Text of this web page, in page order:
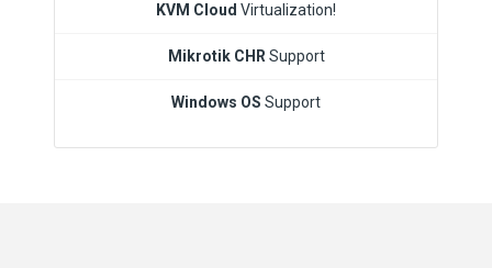
KVM Cloud Virtualization!
Mikrotik CHR Support
Windows OS Support